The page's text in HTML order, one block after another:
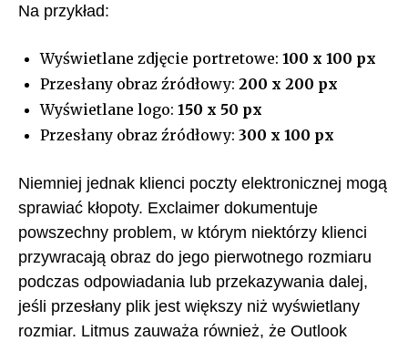
Na przykład:
Wyświetlane zdjęcie portretowe: 100 x 100 px
Przesłany obraz źródłowy: 200 x 200 px
Wyświetlane logo: 150 x 50 px
Przesłany obraz źródłowy: 300 x 100 px
Niemniej jednak klienci poczty elektronicznej mogą
sprawiać kłopoty. Exclaimer dokumentuje
powszechny problem, w którym niektórzy klienci
przywracają obraz do jego pierwotnego rozmiaru
podczas odpowiadania lub przekazywania dalej,
jeśli przesłany plik jest większy niż wyświetlany
rozmiar. Litmus zauważa również, że Outlook